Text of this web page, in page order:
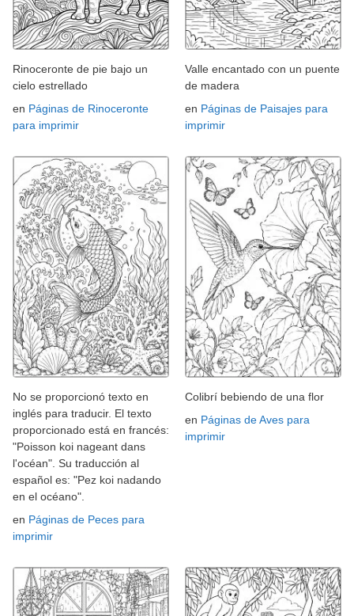
Rinoceronte de pie bajo un
cielo estrellado
en Páginas de Rinoceronte
para imprimir
Valle encantado con un puente
de madera
en Páginas de Paisajes para
imprimir
No se proporcionó texto en
inglés para traducir. El texto
proporcionado está en francés:
"Poisson koi nageant dans
l'océan". Su traducción al
español es: "Pez koi nadando
en el océano".
en Páginas de Peces para
imprimir
Colibrí bebiendo de una flor
en Páginas de Aves para
imprimir